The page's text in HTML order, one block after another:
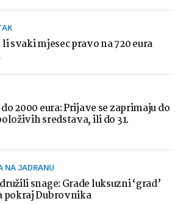
svaki mjesec pravo na 720 eura
2000 eura: Prijave se zaprimaju do
sredstava, ili do 31.
NA JADRANU
snage: Grade luksuzni ‘grad’
pokraj Dubrovnika